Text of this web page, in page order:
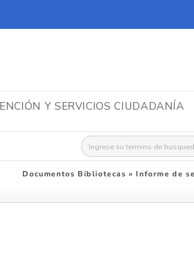
Y SERVICIOS CIUDADANÍA
Buscar:
Documentos Bibliotecas » Informe de